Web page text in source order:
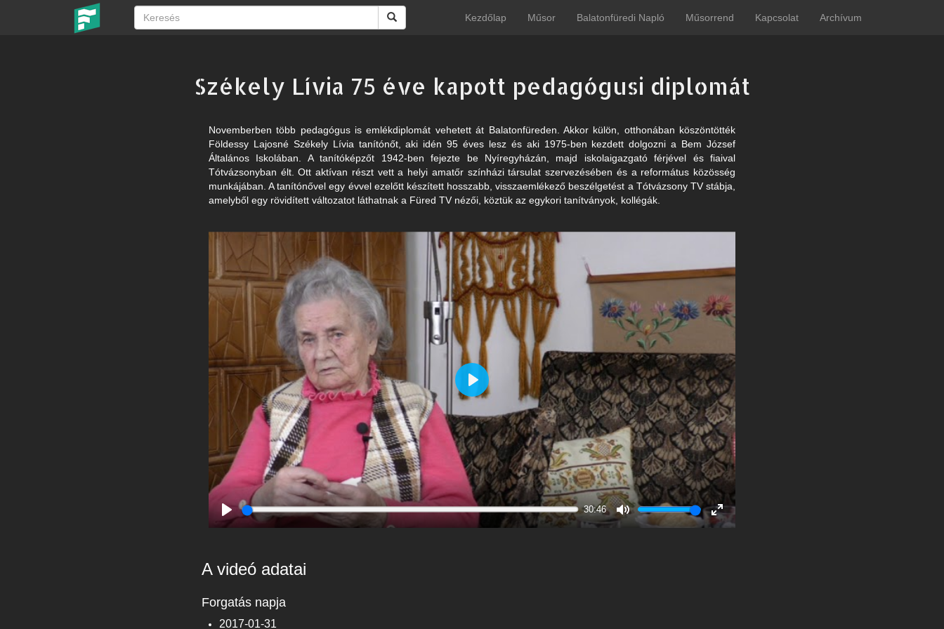
Kezdőlap Műsor Balatonfüredi Napló Műsorrend Kapcsolat Archívum
Székely Lívia 75 éve kapott pedagógusi diplomát
Novemberben több pedagógus is emlékdiplomát vehetett át Balatonfüreden. Akkor külön, otthonában köszöntötték
Földessy Lajosné Székely Lívia tanítónőt, aki idén 95 éves lesz és aki 1975-ben kezdett dolgozni a Bem József
Általános Iskolában. A tanítóképzőt 1942-ben fejezte be Nyíregyházán, majd iskolaigazgató férjével és fiaival
Tótvázsonyban élt. Ott aktívan részt vett a helyi amatőr színházi társulat szervezésében és a református közösség
munkájában. A tanítónővel egy évvel ezelőtt készített hosszabb, visszaemlékező beszélgetést a Tótvázsony TV stábja,
amelyből egy rövidített változatot láthatnak a Füred TV nézői, köztük az egykori tanítványok, kollégák.
30:46
Mute
Enter
Play
A videó adatai
Forgatás napja
2017-01-31